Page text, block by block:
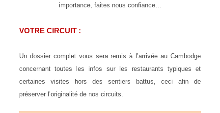
importance, faites nous confiance…
VOTRE CIRCUIT :
Un dossier complet vous sera remis à l’arrivée au Cambodge
concernant toutes les infos sur les restaurants typiques et
certaines visites hors des sentiers battus, ceci afin de
préserver l’originalité de nos circuits.